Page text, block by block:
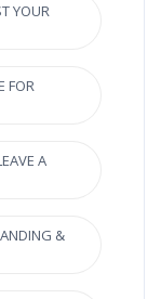
YOUR
FOR
A
&